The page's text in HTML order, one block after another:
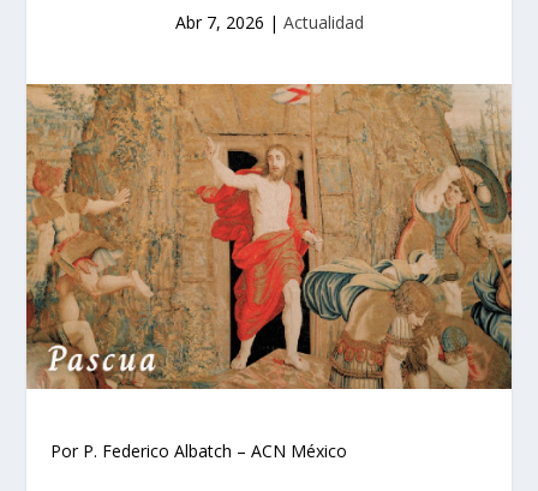
Abr 7, 2026 | Actualidad
Por P. Federico Albatch – ACN México